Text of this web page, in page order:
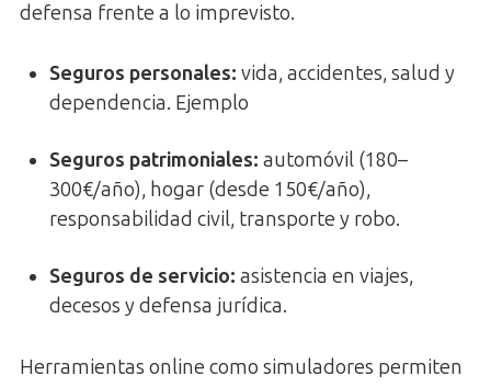
defensa frente a lo imprevisto.
Seguros personales: vida, accidentes, salud y
dependencia. Ejemplo
Seguros patrimoniales: automóvil (180–
300€/año), hogar (desde 150€/año),
responsabilidad civil, transporte y robo.
Seguros de servicio: asistencia en viajes,
decesos y defensa jurídica.
Herramientas online como simuladores permiten